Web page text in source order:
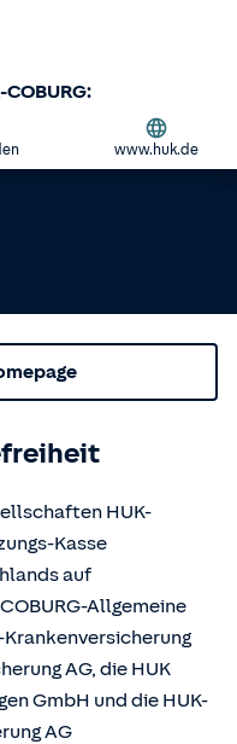
www.huk.de
HUK-
Kasse
auf
Allgemeine
Krankenversicherung
AG, die HUK
GmbH und die HUK-
AG